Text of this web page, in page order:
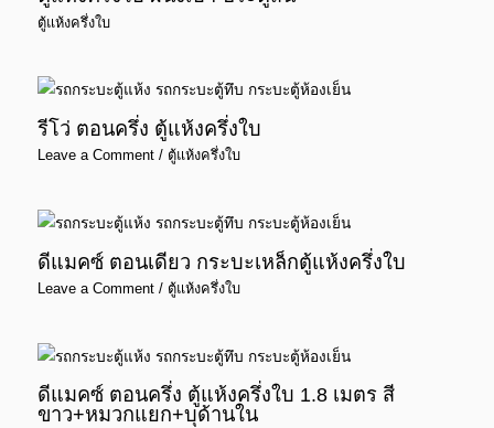
ตู้แห้งครึ่งใบ
รีโว่ ตอนครึ่ง ตู้แห้งครึ่งใบ
Leave a Comment / ตู้แห้งครึ่งใบ
ดีแมคซ์ ตอนเดียว กระบะเหล็กตู้แห้งครึ่งใบ
Leave a Comment / ตู้แห้งครึ่งใบ
ดีแมคซ์ ตอนครึ่ง ตู้แห้งครึ่งใบ 1.8 เมตร สี
ขาว+หมวกแยก+บุด้านใน